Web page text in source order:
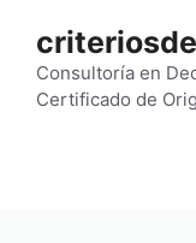
Consultoría en
Certificado de